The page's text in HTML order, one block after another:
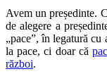
Avem un președinte.
de alegere a
„pace”, în legatură
la pace, ci doar că
război.